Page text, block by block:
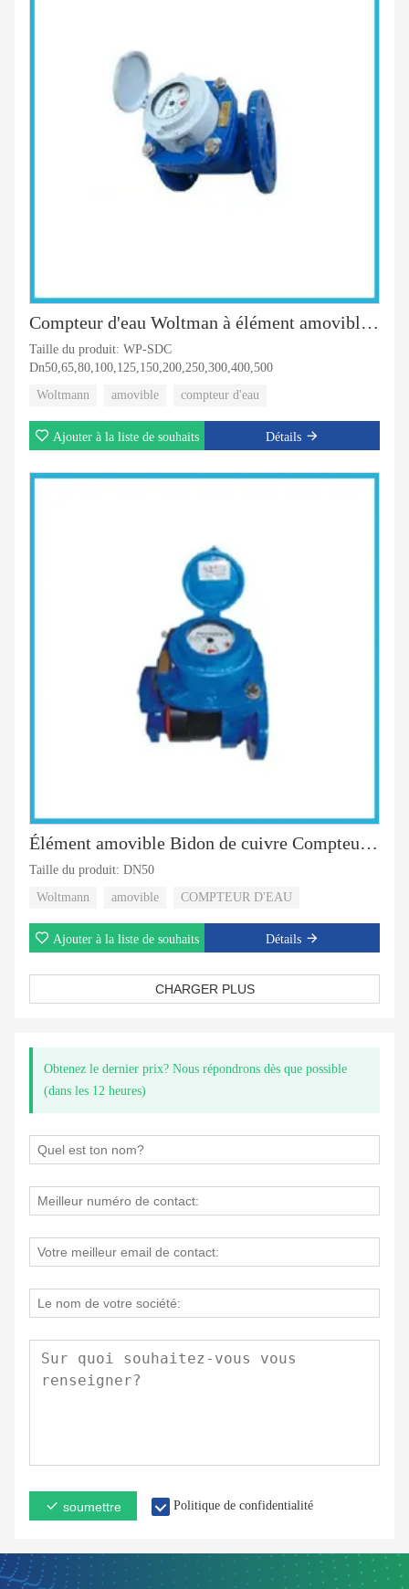
Compteur d'eau Woltman à élément amovible Bidon de cuivre
Taille du produit: WP-SDC
Dn50,65,80,100,125,150,200,250,300,400,500
Woltmann
amovible compteur d'eau
Ajouter à la liste de souhaits Détails
Élément amovible Bidon de cuivre Compteurs d'eau Woltman
Taille du produit: DN50
Woltmann
amovible COMPTEUR D'EAU
Ajouter à la liste de souhaits Détails
CHARGER PLUS
Obtenez le dernier prix? Nous répondrons dès que possible
(dans les 12 heures)
soumettre Politique de confidentialité